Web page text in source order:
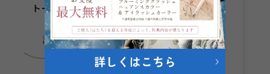
トータルコーディネートをご提案します。
何着でも
試着無料 成人式当日までスタッフが
安心サポート